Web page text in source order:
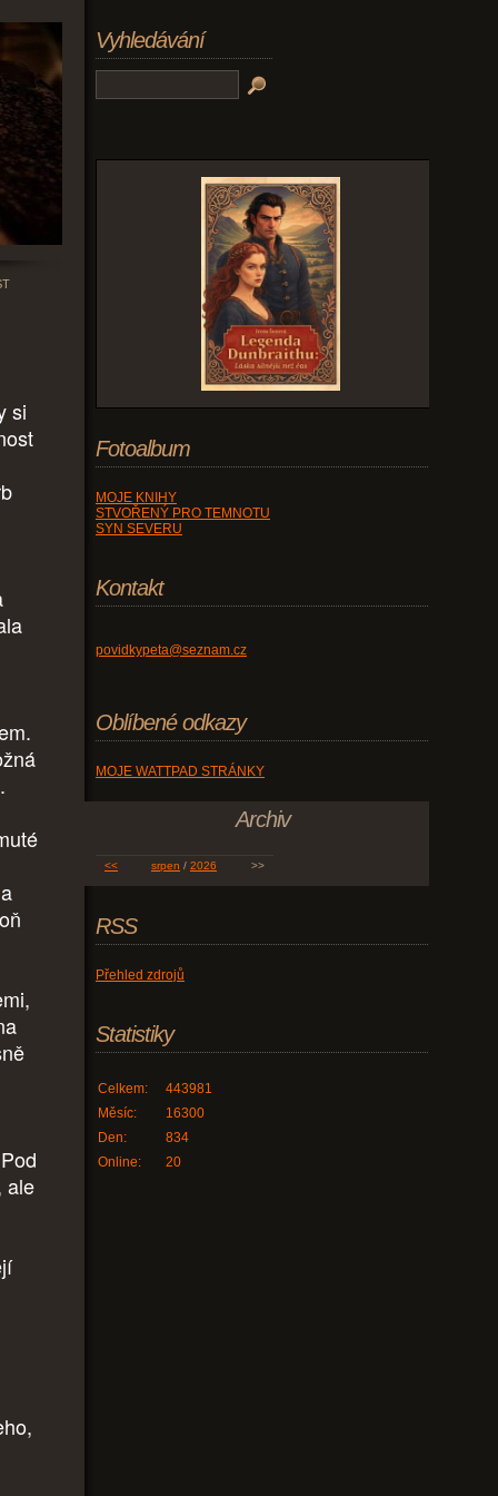
si
ale
Vyhledávání
Fotoalbum
MOJE KNIHY
STVOŘENÝ PRO TEMNOTU
SYN SEVERU
Kontakt
povidkypeta@seznam.cz
Oblíbené odkazy
MOJE WATTPAD STRÁNKY
Archiv
<< srpen / 2026 >>
RSS
Přehled zdrojů
Statistiky
Online: 20
Celkem:
443981
Měsíc:
16300
Den:
834